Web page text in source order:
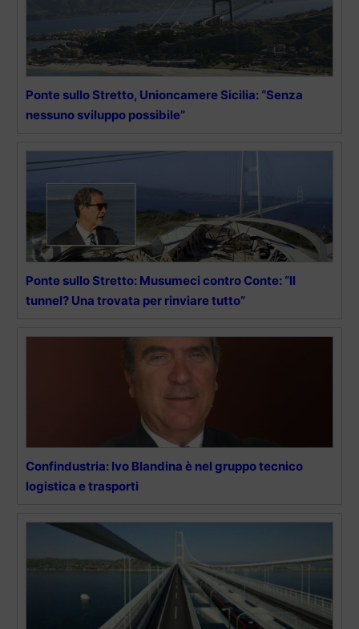
Ponte sullo Stretto, Unioncamere Sicilia: “Senza
nessuno sviluppo possibile”
Ponte sullo Stretto: Musumeci contro Conte: “Il
tunnel? Una trovata per rinviare tutto”
Confindustria: Ivo Blandina è nel gruppo tecnico
logistica e trasporti